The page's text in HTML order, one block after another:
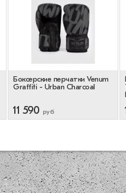
Боксерские перчатки Venum
Graffiti - Urban Charcoal
11 590 руб